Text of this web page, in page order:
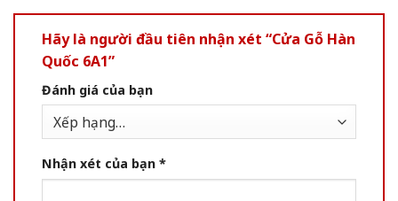
Hãy là người đầu tiên nhận xét “Cửa Gỗ Hàn
Quốc 6A1”
Đánh giá của bạn
Nhận xét của bạn *